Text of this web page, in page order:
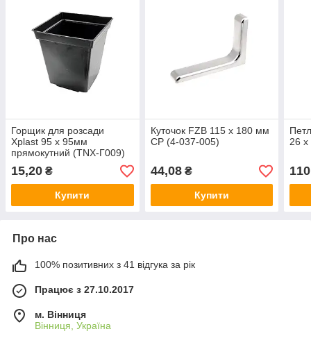
Горщик для розсади
Xplast 95 x 95мм
прямокутний (TNX-Г009)
15,20 ₴
Купити
Куточок FZB 115 x 180 мм
CP (4-037-005)
44,08₴
Купити
26
Про нас
100% позитивних з 41 відгука за рік
Працює з 27.10.2017
м. Вінниця
Вінниця, Україна